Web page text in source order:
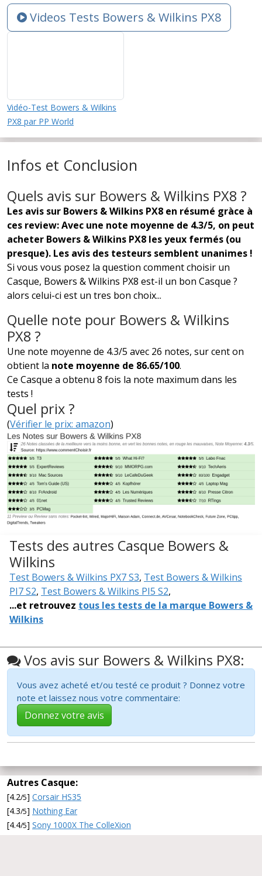
Videos Tests Bowers & Wilkins PX8
Vidéo-Test Bowers & Wilkins
PX8 par PP World
Infos et Conclusion
Quels avis sur Bowers & Wilkins PX8 ?
Les avis sur Bowers & Wilkins PX8 en résumé gràce à
ces review: Avec une note moyenne de 4.3/5, on peut
acheter Bowers & Wilkins PX8 les yeux fermés (ou
presque). Les avis des testeurs semblent unanimes !
Si vous vous posez la question comment choisir un
Casque, Bowers & Wilkins PX8 est-il un bon Casque ?
alors celui-ci est un tres bon choix...
Quelle note pour Bowers & Wilkins
PX8 ?
Une note moyenne de 4.3/5 avec 26 notes, sur cent on
obtient la note moyenne de 86.65/100.
Ce Casque a obtenu 8 fois la note maximum dans les
tests !
Quel prix ?
(Vérifier le prix: amazon)
Tests des autres Casque Bowers &
Wilkins
Test Bowers & Wilkins PX7 S3, Test Bowers & Wilkins
PI7 S2, Test Bowers & Wilkins PI5 S2,
...et retrouvez tous les tests de la marque Bowers &
Wilkins
Vos avis sur Bowers & Wilkins PX8:
Vous avez acheté et/ou testé ce produit ? Donnez votre
note et laissez nous votre commentaire:
Donnez votre avis
Autres Casque:
[4.2/5] Corsair HS35
[4.3/5] Nothing Ear
[4.4/5] Sony 1000X The ColleXion